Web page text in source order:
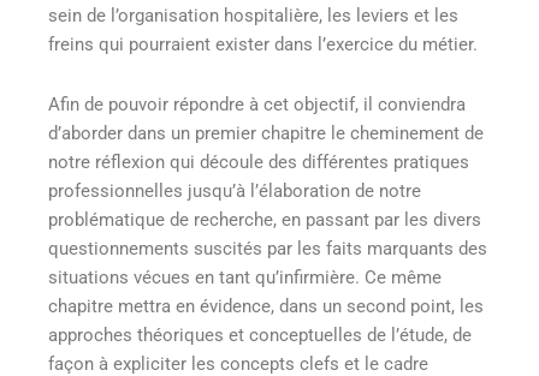
sein de l’organisation hospitalière, les leviers et les
freins qui pourraient exister dans l’exercice du métier.
Afin de pouvoir répondre à cet objectif, il conviendra
d’aborder dans un premier chapitre le cheminement de
notre réflexion qui découle des différentes pratiques
professionnelles jusqu’à l’élaboration de notre
problématique de recherche, en passant par les divers
questionnements suscités par les faits marquants des
situations vécues en tant qu’infirmière. Ce même
chapitre mettra en évidence, dans un second point, les
approches théoriques et conceptuelles de l’étude, de
façon à expliciter les concepts clefs et le cadre